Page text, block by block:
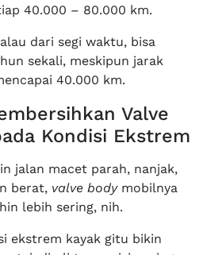
40.000 – 80.000 km.
dari segi waktu, bisa
sekali, meskipun jarak
40.000 km.
Valve
Kondisi Ekstrem
jalan macet parah, nanjak,
berat, valve bodymobilnya
lebih sering, nih.
ekstrem kayak gitu bikin